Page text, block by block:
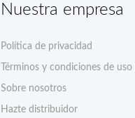
Nuestra empresa
Política de privacidad
Términos y condiciones de uso
Sobre nosotros
Hazte distribuidor